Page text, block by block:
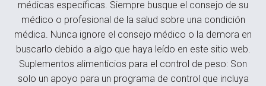
médicas específicas. Siempre busque el consejo de su
médico o profesional de la salud sobre una condición
médica. Nunca ignore el consejo médico o la demora en
buscarlo debido a algo que haya leído en este sitio web.
Suplementos alimenticios para el control de peso: Son
solo un apoyo para un programa de control que incluya